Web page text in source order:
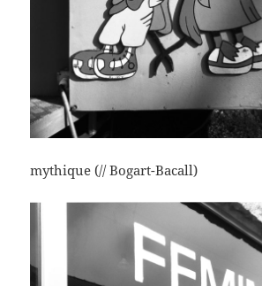
mythique (// Bogart-Bacall)